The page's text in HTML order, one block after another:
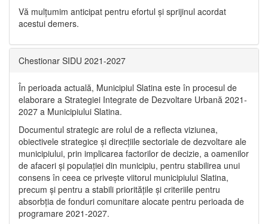
Vă mulţumim anticipat pentru efortul şi sprijinul acordat
acestui demers.
Chestionar SIDU 2021-2027
În perioada actuală, Municipiul Slatina este în procesul de
elaborare a Strategiei Integrate de Dezvoltare Urbană 2021‐
2027 a Municipiului Slatina.
Documentul strategic are rolul de a reflecta viziunea,
obiectivele strategice și direcțiile sectoriale de dezvoltare ale
municipiului, prin implicarea factorilor de decizie, a oamenilor
de afaceri și populației din municipiu, pentru stabilirea unui
consens în ceea ce privește viitorul municipiului Slatina,
precum și pentru a stabili prioritățile și criteriile pentru
absorbția de fonduri comunitare alocate pentru perioada de
programare 2021-2027.